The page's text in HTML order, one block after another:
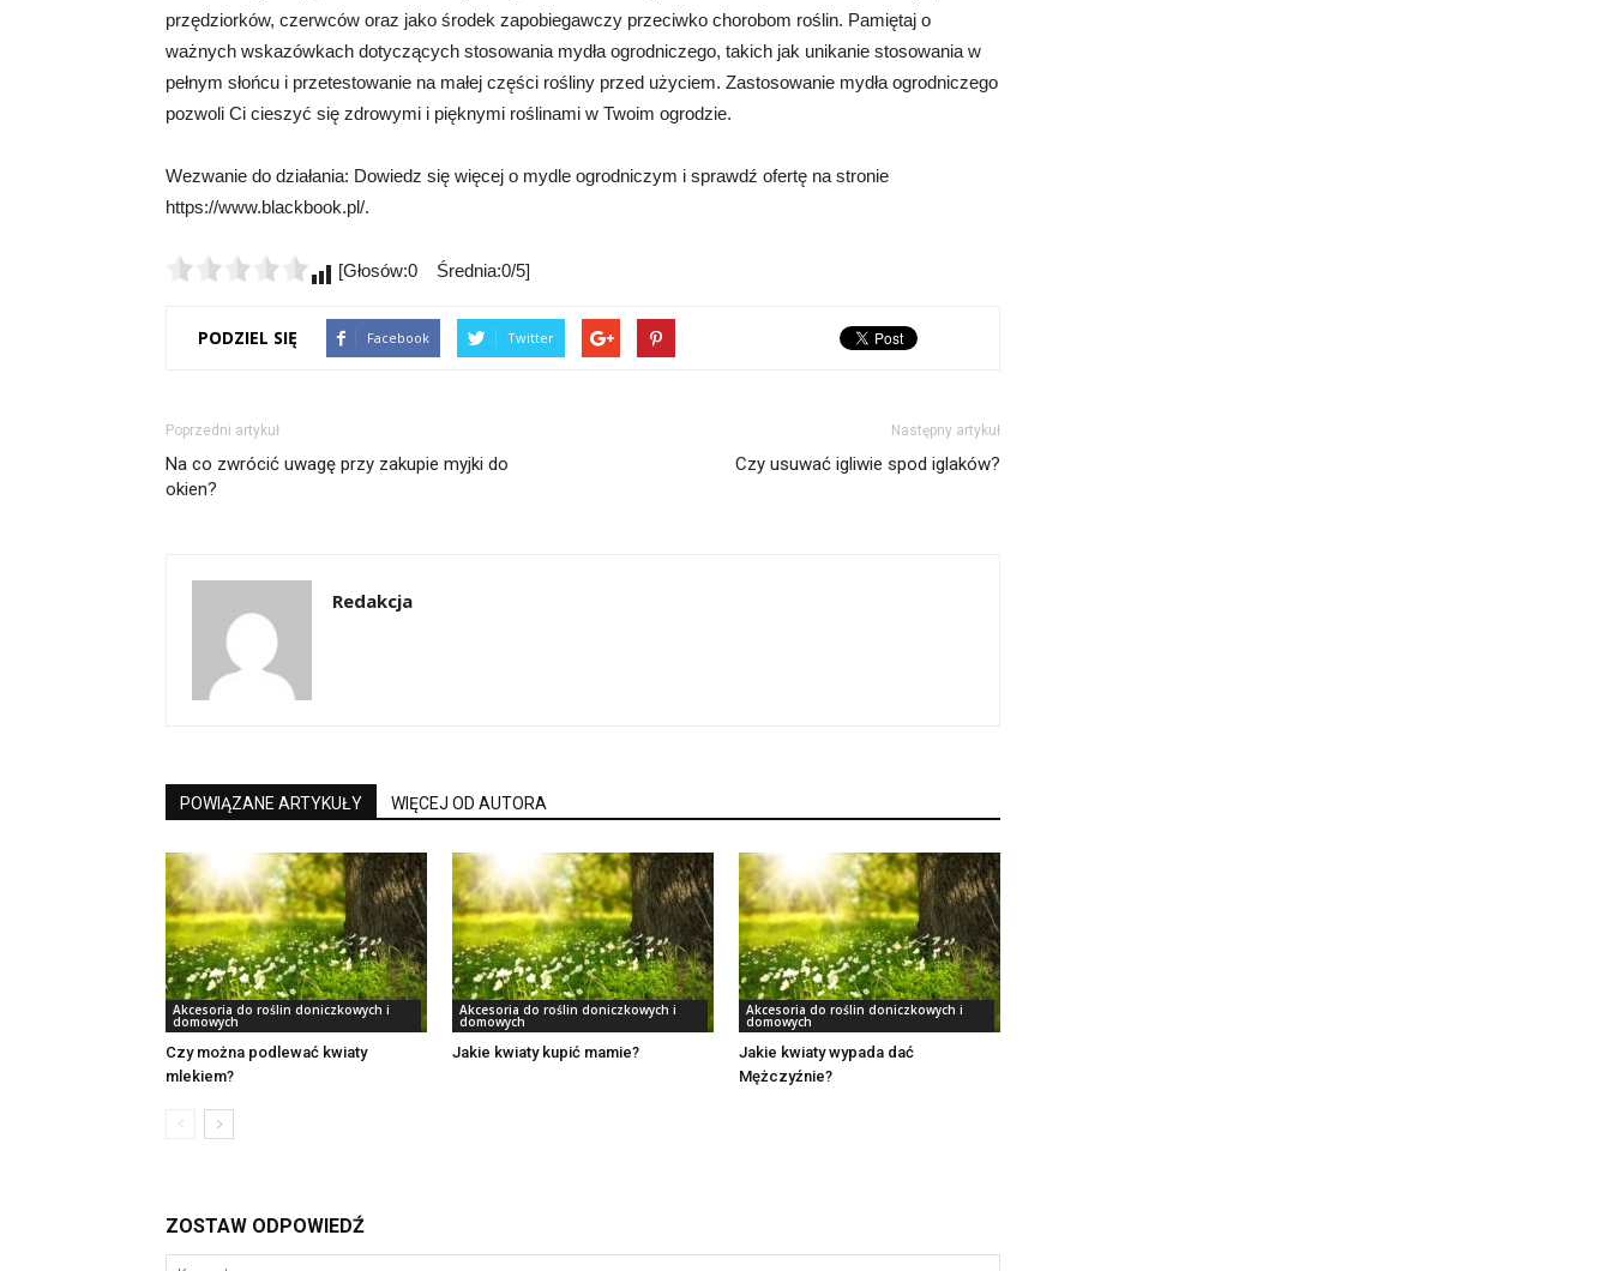
przędziorków, czerwców oraz jako środek zapobiegawczy przeciwko chorobom roślin. Pamiętaj o
ważnych wskazówkach dotyczących stosowania mydła ogrodniczego, takich jak unikanie stosowania w
pełnym słońcu i przetestowanie na małej części rośliny przed użyciem. Zastosowanie mydła ogrodniczego
pozwoli Ci cieszyć się zdrowymi i pięknymi roślinami w Twoim ogrodzie.
Wezwanie do działania: Dowiedz się więcej o mydle ogrodniczym i sprawdź ofertę na stronie
https://www.blackbook.pl/.
[Głosów:0 Średnia:0/5]
PODZIEL SIĘ Facebook Twitter
Poprzedni artykuł
Na co zwrócić uwagę przy zakupie myjki do
okien?
Następny artykuł
Czy usuwać igliwie spod iglaków?
Redakcja
POWIĄZANE ARTYKUŁY WIĘCEJ OD AUTORA
Akcesoria do roślin doniczkowych i
domowych
Czy można podlewać kwiaty
mlekiem?
Akcesoria do roślin doniczkowych i
domowych
Jakie kwiaty kupić mamie?
Akcesoria do roślin doniczkowych i
domowych
Jakie kwiaty wypada dać
Mężczyźnie?
ZOSTAW ODPOWIEDŹ